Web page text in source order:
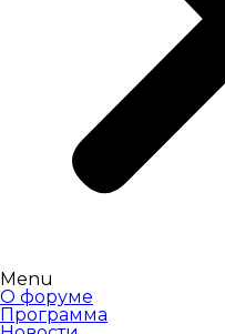
Menu
О форуме
Программа